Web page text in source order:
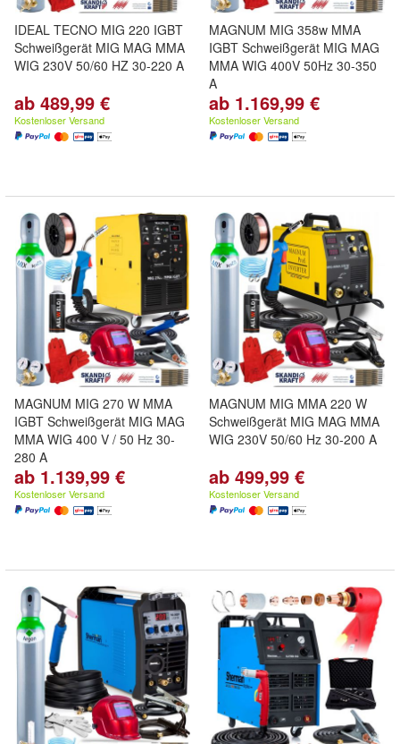
IDEAL TECNO MIG 220 IGBT
Schweißgerät MIG MAG MMA
WIG 230V 50/60 HZ 30-220 A
ab 489,99 €
Kostenloser Versand
MAGNUM MIG 358w MMA
IGBT Schweißgerät MIG MAG
MMA WIG 400V 50Hz 30-350
A
ab 1.169,99 €
Kostenloser Versand
MAGNUM MIG 270 W MMA
IGBT Schweißgerät MIG MAG
MMA WIG 400 V / 50 Hz 30-
280 A
ab 1.139,99 €
Kostenloser Versand
MAGNUM MIG MMA 220 W
Schweißgerät MIG MAG MMA
WIG 230V 50/60 Hz 30-200 A
ab 499,99 €
Kostenloser Versand